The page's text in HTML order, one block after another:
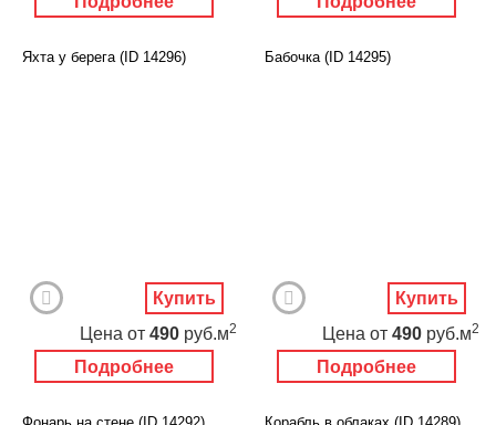
Яхта у берега (ID 14296)
Подробнее
Цена от 490 руб.м2
Купить
Бабочка (ID 14295)
Подробнее
Цена от 490 руб.м2
Купить